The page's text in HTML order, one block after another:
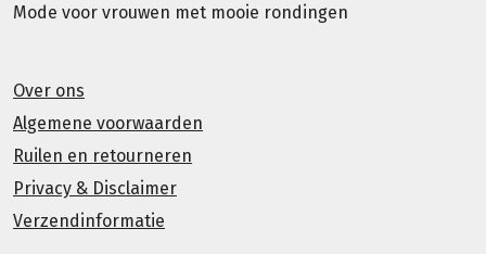
Mode voor vrouwen met mooie rondingen
Over ons
Algemene voorwaarden
Ruilen en retourneren
Privacy & Disclaimer
Verzendinformatie